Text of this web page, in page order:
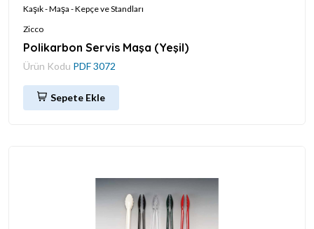
Kaşık - Maşa - Kepçe ve Standları
Zicco
Polikarbon Servis Maşa (Yeşil)
Ürün Kodu PDF 3072
Sepete Ekle